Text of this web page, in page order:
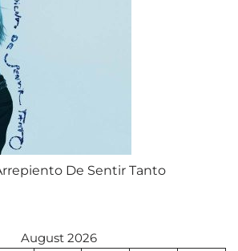
De Sentir Tanto
August 2026